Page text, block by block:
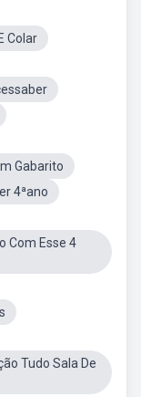
Colar
Gabarito
4ªano
Com Esse 4
Tudo Sala De